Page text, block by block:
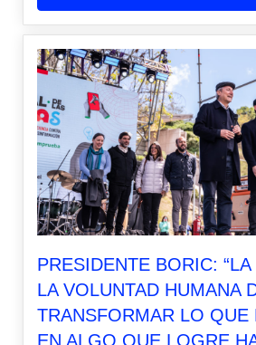
PRESIDENTE BORIC:
LA VOLUNTAD HUMANA
TRANSFORMAR LO QUE
EN ALGO QUE LOGRE